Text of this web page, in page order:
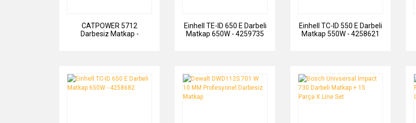
CATPOWER 5712
Darbesiz Matkap -
Einhell TE-ID 650 E Darbeli
Matkap 650W - 4259735
Einhell TC-ID 550 E Darbeli
Matkap 550W - 4258621